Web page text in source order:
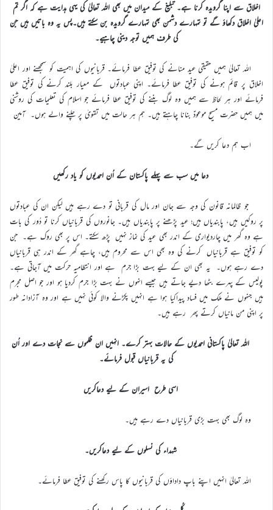
اخلاق سے اپنا گرویدہ کرنا ہے۔ تبلیغ کے میدان میں بھی اللہ تعالیٰ کی یہی ہدایت ہے کہ اگر تم
اعلیٰ اخلاق دکھاؤ گے تو تمہارے دشمن بھی تمہارے گرویدہ بن سکتے ہیں۔پس یہ وہ باتیں ہیں جن
کی طرف ہمیں توجہ دینی چاہیے۔
اللہ تعالیٰ ہمیں حقیقی عید منانے کی توفیق عطا فرمائے۔ قربانیوں کی اہمیت کو سمجھنے اور اعلیٰ
اخلاق پر قائم ہونے کی توفیق عطا فرمائے۔ اپنی عبادتوں کے معیار بلند کرنے کی توفیق عطا
فرمائے اور ہر لحاظ سے ہمیں وہ لوگ بننے کی توفیق عطا فرمائے جو اسلام کی تعلیمات کی روشنی
میں ہمیں حضرت مسیح موعودؑ بنانا چاہتے ہیں۔ ہم ہر حالت میں تقویٰ پر چلنے والے ہوں۔ آمین
اب ہم دعا کریں گے۔
دعا میں سب سے پہلے پاکستان کے اُن احمدیوں کو یاد رکھیں
جو ظالمانہ قانون کی وجہ سے جان اور مال کی قربانی تو دے رہے ہیں لیکن ان کی عبادتوں
پر روکیں ہیں، پابندیاں ہیں؛ عید پڑھنے پر پابندیاں ہیں۔ جانوروں کی قربانیاں کرنا تو دُور کی بات
ہے وہ گھر میں چاردیواری کے اندر بھی عید کی نماز نہیں پڑھ سکتے۔ اس پر بھی روک ہے۔ جن
کو توفیق ہے قربانیاں کرنے کی وہ بھی اس سے محروم ہیں، چاہے گھر کے اندر ہی قربانیاں
دے رہے ہوں۔ یہ بھی ان کے لیے بہت بڑا جرم ہے اور انتطامیہ حرکت میں آجاتی ہے۔
پولیس کے پہرے بٹھا دیے جاتے ہیں جیسے انہوں نے بہت بڑا جرم کردیا ہو اور جو اصل مجرم
ہیں جنہوں نے ملک میں فساد پیداکیا ہوا ہے انہیں پکڑنے والا کوئی نہیں ہے اور وہ آزادانہ طور
پر اپنی من مانیاں کرتے پھر رہے ہیں۔
اللہ تعالیٰ پاکستانی احمدیوں کے حالات بہتر کرے۔ انہیں ان ظلموں سے نجات دے اور اُن
کی یہ قربانیاں قبول فرمائے۔
اسی طرح اسیران کے لیے دعاکریں
وہ لوگ بھی بہت بڑی قربانیاں دے رہے ہیں۔
شہداء کی نسلوں کے لیے دعاکریں۔
اللہ تعالیٰ انہیں اپنے باپ داداؤں کی قربانیوں کا پاس رکھنے کی توفیق عطا فرمائے۔